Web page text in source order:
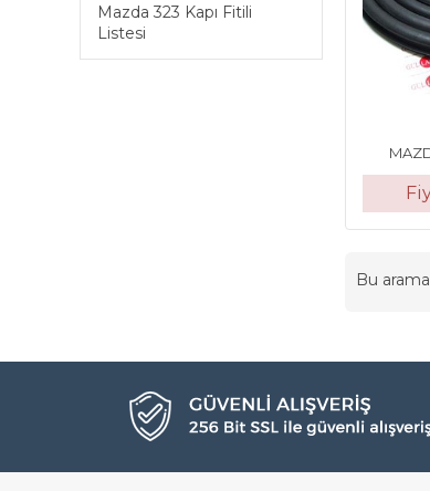
Mazda 323 Kapı Fitili
Listesi
Bu